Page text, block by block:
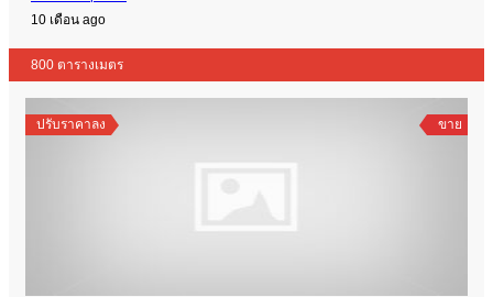
10 เดือน ago
800 ตารางเมตร
ปรับราคาลง ขาย